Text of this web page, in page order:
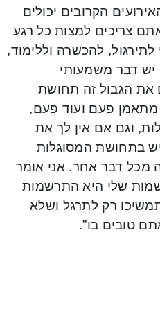
הקרובים יכולים
צריכים למצות כל רגע
להכשרה וללימוד,
יש דבר משמעותי
את הגבול זה תחושת
מתאמן פעם ועוד פעם,
וגם אם אין לך את
בתחושת המסוגלות
מכל דבר אחר. אני אומר
שלי היא התרשמות
רק לתרגל ושלא
טובים בו”.